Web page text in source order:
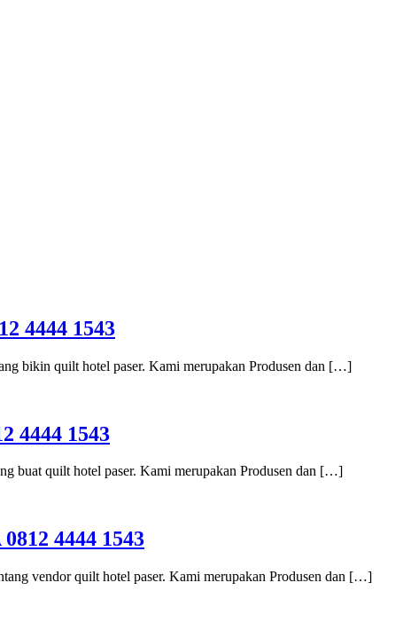
4444 1543
bikin quilt hotel paser. Kami merupakan Produsen dan […]
4444 1543
buat quilt hotel paser. Kami merupakan Produsen dan […]
4444 1543
vendor quilt hotel paser. Kami merupakan Produsen dan […]